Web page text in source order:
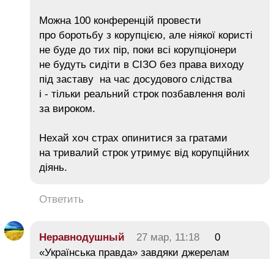
Можна 100 конференцій провести
про боротьбу з корупцією, але ніякої користі
не буде до тих пір, поки всі корупціонери
не будуть сидіти в СІЗО без права виходу
під заставу на час досудового слідства
і - тільки реальний строк позбавлення волі
за вироком.
Нехай хоч страх опинитися за гратами
на тривалий строк утримує від корупційних
діянь.
Ответить
Неравнодушный 27 мар, 11:18
0
«Українська правда» завдяки джерелам